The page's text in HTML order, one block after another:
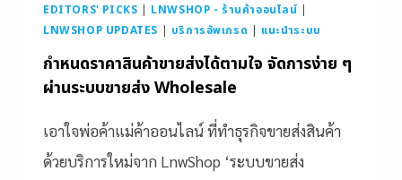
EDITORS' PICKS | LNWSHOP - ร้านค้าออนไลน์ |
LNWSHOP UPDATES | บริการอัพเกรด | แนะนำระบบ
กำหนดราคาสินค้าขายส่งได้ตามใจ จัดการง่าย ๆ
ผ่านระบบขายส่ง Wholesale
เอาใจพ่อค้าแม่ค้าออนไลน์ ที่ทำธุรกิจขายส่งสินค้า
ด้วยบริการใหม่จาก LnwShop ‘ระบบขายส่ง